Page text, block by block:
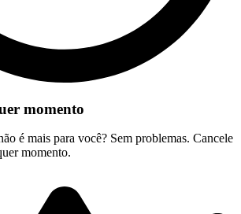
momento
é mais para você? Sem problemas. Cancele
momento.